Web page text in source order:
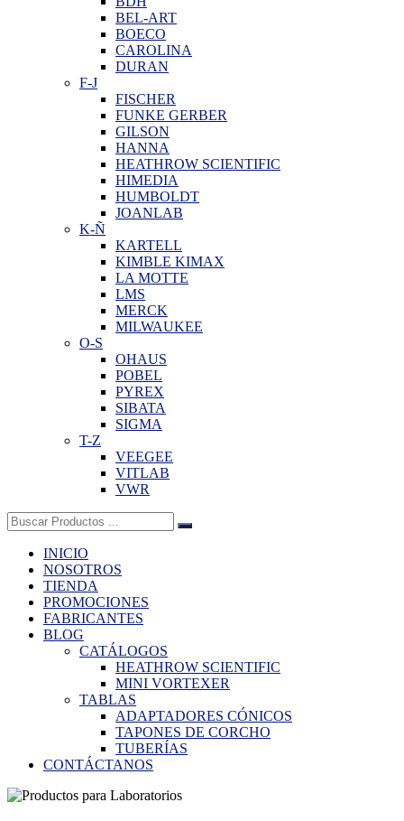
BEL-ART
BOECO
CAROLINA
DURAN
F-J
FISCHER
FUNKE GERBER
GILSON
HANNA
HEATHROW SCIENTIFIC
HIMEDIA
HUMBOLDT
JOANLAB
K-Ñ
KARTELL
KIMBLE KIMAX
LA MOTTE
LMS
MERCK
MILWAUKEE
O-S
OHAUS
POBEL
PYREX
SIBATA
SIGMA
T-Z
VEEGEE
VITLAB
VWR
Buscar:
INICIO
NOSOTROS
TIENDA
PROMOCIONES
FABRICANTES
BLOG
CATÁLOGOS
HEATHROW SCIENTIFIC
MINI VORTEXER
TABLAS
ADAPTADORES CÓNICOS
TAPONES DE CORCHO
TUBERÍAS
CONTÁCTANOS